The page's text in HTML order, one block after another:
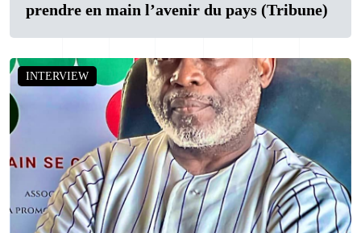
prendre en main l’avenir du pays (Tribune)
INTERVIEW